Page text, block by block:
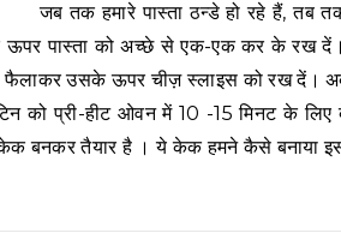
जब तक हमारे पास्ता ठन्डे हो रहे हैं,
ऊपर पास्ता को अच्छे से एक-एक कर के रख
फैलाकर उसके ऊपर चीज़ स्लाइस को रख दें। अब
को प्री-हीट ओवन में 10 -15 मिनट के
बनकर तैयार है । ये केक हमने कैसे बनाया